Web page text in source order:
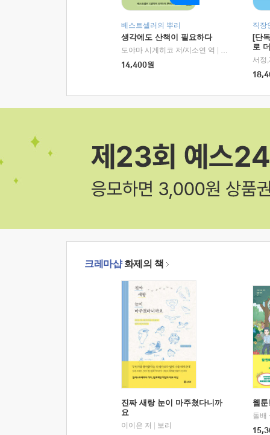
베스트셀러의 뿌리
생각에도 산책이 필요하다
도야마 시게히코 저/지소연 역
알에이치코리
14,400원
직장
[단
로
크레마샵화제의 책
진짜 새랑 눈이 마주쳤다니까
요
이이은 저
보리
웹
돌배